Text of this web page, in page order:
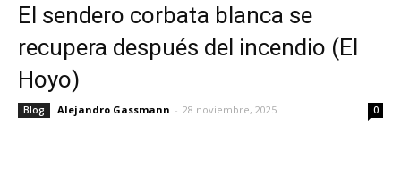
El sendero corbata blanca se
recupera después del incendio (El
Hoyo)
Blog Alejandro Gassmann - 28 noviembre, 2025 0